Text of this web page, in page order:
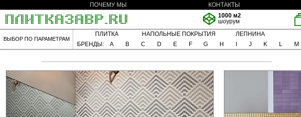
ПОЧЕМУ МЫ КОНТАКТЫ
1000 м2
шоурум
ВЫБОР ПО ПАРАМЕТРАМ
ПЛИТКА НАПОЛЬНЫЕ ПОКРЫТИЯ ЛЕПНИНА
БРЕНДЫ:
A B C D E F G H J K L M